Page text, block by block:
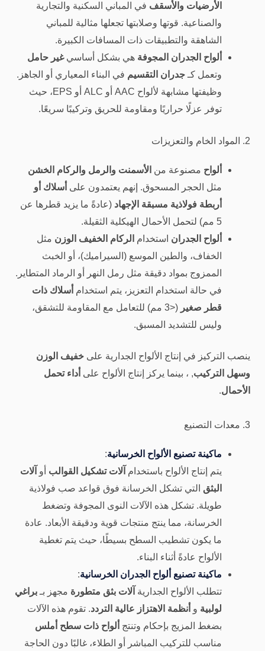
الأرضيات والأسقف في المباني السكنية والتجارية
والصناعية. قوتها وصلابتها تجعلها مثالية للمباني
الشاهقة والتطبيقات ذات المسافات الكبيرة.
ألواح الجدران المجوفة هي بشكل أساسيغير حامل
وتعمل كـ جدران التقسيم في البناء المعياري أو الجاهز.
وظيفتها مشابهة لألواح AAC أو ALC أو EPS، حيث
توفر عزلًا حراريًا ومقاومة للحريق وتركيبًا سريعًا.
2. المواد الخام والتعزيزات
ألواح مصنوعة من الأسمنت والرمل والركام الخشن
مثل الحجر المسحوق. إنهم يعتمدون على أسلاك أو
أربطة فولاذية مسبقة الإجهاد (عادةً ما يزيد قطرها عن
5 مم) لتحمل الأحمال الهيكلية الثقيلة.
ألواح الجدران استخدام الركام الخفيف الوزن مثل
الخفاف، والطين الموسع (السيراميك)، أو الخبث
الممزوج بمواد دقيقة مثل رمل النهر أو الرماد المتطاير.
في حالة استخدام التعزيز، يتم استخدام أسلاك ذات
قطر صغير
(<3 مم) للتعامل مع المقاومة للتشقق،
وليس للتشديد المسبق.
ينصب التركيز في إنتاج الألواح الجدارية على خفيف الوزن
وسهل التركيب, ، بينما يركز إنتاج الألواح على أداء تحمل
الأحمال.
3. معدات التصنيع
ماكينة تصنيع الألواح الخرسانية:
يتم إنتاج الألواح باستخدام آلات تشكيل القوالب أو آلات
البثق التي تشكل الخرسانة فوق قواعد صب فولاذية
طويلة. تشكل هذه الآلات النوى المجوفة وتضغط
الخرسانة، مما ينتج منتجات قوية ودقيقة الأبعاد. عادة
ما يكون تشطيب السطح بسيطًا، حيث يتم تغطية
الألواح عادةً أثناء البناء.
ماكينة تصنيع ألواح الجدران الخرسانية:
تتطلب الألواح الجدارية آلات بثق متطورة مجهز بـ براغي
لولبية و أنظمة الاهتزاز عالية التردد. تقوم هذه الآلات
بضغط المزيج بإحكام وتنتج ألواح ذات سطح أملس
مناسب للتركيب المباشر أو الطلاء، غالبًا دون الحاجة